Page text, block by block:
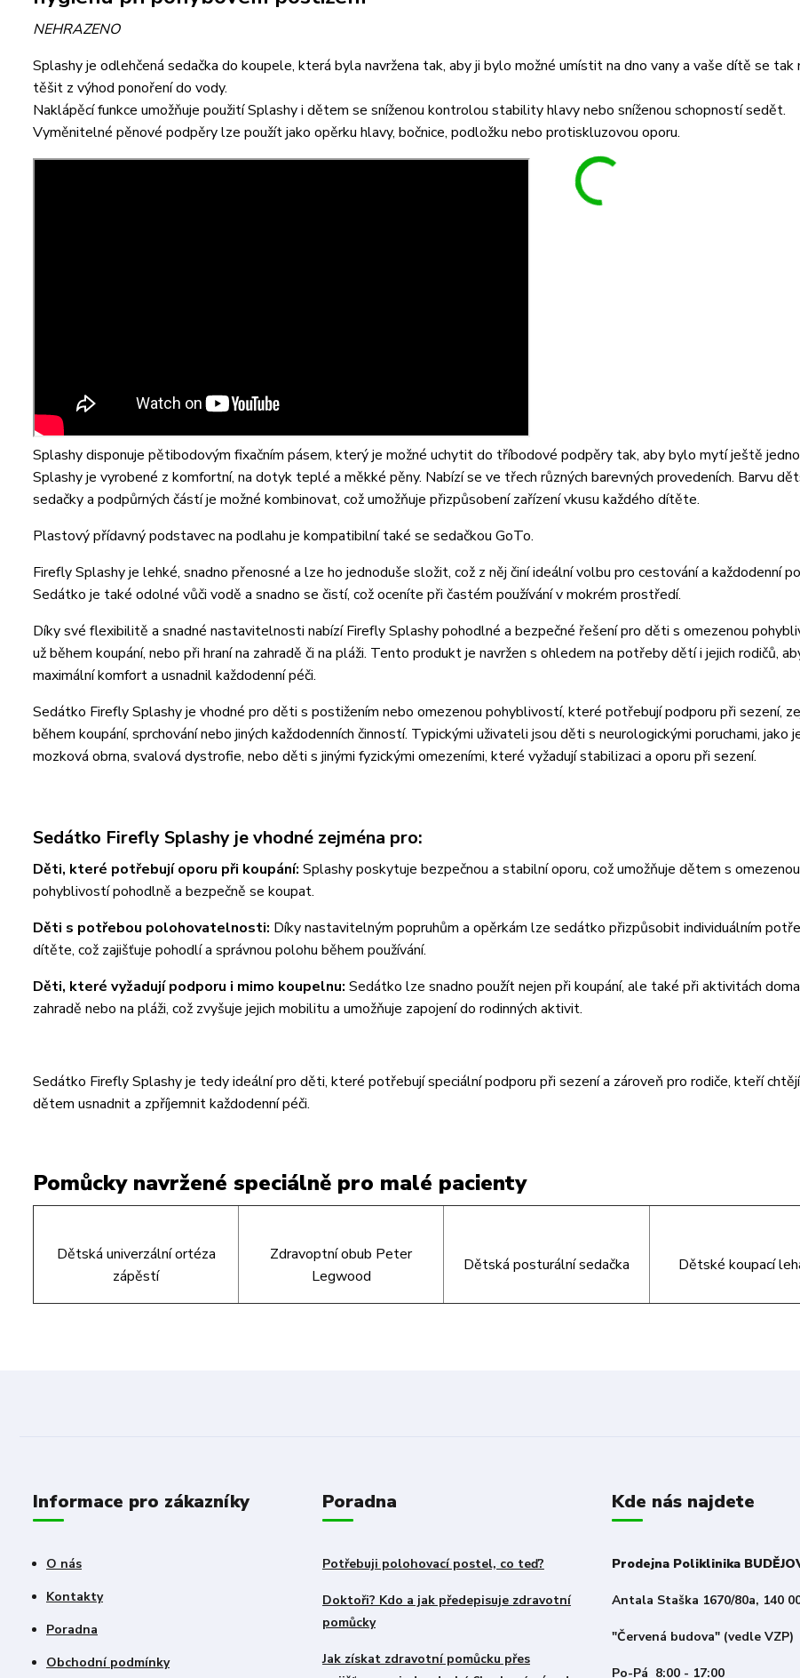
NEHRAZENO
Splashy je odlehčená sedačka do koupele, která byla navržena tak, aby ji bylo možné umístit na dno vany a vaše dítě se tak
těšit z výhod ponoření do vody.
Naklápěcí funkce umožňuje použití Splashy i dětem se sníženou kontrolou stability hlavy nebo sníženou schopností sedět.
Vyměnitelné pěnové podpěry lze použít jako opěrku hlavy, bočnice, podložku nebo protiskluzovou oporu.
Splashy disponuje pětibodovým fixačním pásem, který je možné uchytit do tříbodové podpěry tak, aby bylo mytí ještě
Splashy je vyrobené z komfortní, na dotyk teplé a měkké pěny. Nabízí se ve třech různých barevných provedeních. Barvu
sedačky a podpůrných částí je možné kombinovat, což umožňuje přizpůsobení zařízení vkusu každého dítěte.
Plastový přídavný podstavec na podlahu je kompatibilní také se sedačkou GoTo.
Firefly Splashy je lehké, snadno přenosné a lze ho jednoduše složit, což z něj činí ideální volbu pro cestování a každodenní
Sedátko je také odolné vůči vodě a snadno se čistí, což oceníte při častém používání v mokrém prostředí.
Díky své flexibilitě a snadné nastavitelnosti nabízí Firefly Splashy pohodlné a bezpečné řešení pro děti s omezenou
už během koupání, nebo při hraní na zahradě či na pláži. Tento produkt je navržen s ohledem na potřeby dětí i jejich rodičů,
maximální komfort a usnadnil každodenní péči.
Sedátko Firefly Splashy je vhodné pro děti s postižením nebo omezenou pohyblivostí, které potřebují podporu při sezení,
během koupání, sprchování nebo jiných každodenních činností. Typickými uživateli jsou děti s neurologickými poruchami, jako
mozková obrna, svalová dystrofie, nebo děti s jinými fyzickými omezeními, které vyžadují stabilizaci a oporu při sezení.
Sedátko Firefly Splashy je vhodné zejména pro:
Děti, které potřebují oporu při koupání: Splashy poskytuje bezpečnou a stabilní oporu, což umožňuje dětem s omezenou
pohyblivostí pohodlně a bezpečně se koupat.
Děti s potřebou polohovatelnosti: Díky nastavitelným popruhům a opěrkám lze sedátko přizpůsobit individuálním
dítěte, což zajišťuje pohodlí a správnou polohu během používání.
Děti, které vyžadují podporu i mimo koupelnu: Sedátko lze snadno použít nejen při koupání, ale také při aktivitách
zahradě nebo na pláži, což zvyšuje jejich mobilitu a umožňuje zapojení do rodinných aktivit.
Sedátko Firefly Splashy je tedy ideální pro děti, které potřebují speciální podporu při sezení a zároveň pro rodiče, kteří
dětem usnadnit a zpříjemnit každodenní péči.
Pomůcky navržené speciálně pro malé pacienty
Dětská univerzální ortéza
zápěstí
Zdravoptní obub Peter
Legwood
Dětská posturální sedačka Dětské koupací
Informace pro zákazníky
O nás
Kontakty
Poradna
Obchodní podmínky
Poradna
Potřebuji polohovací postel, co teď?
Doktoři? Kdo a jak předepisuje zdravotní
pomůcky
Jak získat zdravotní pomůcku přes
Kde nás najdete
Prodejna Poliklinika
Antala Staška 1670/80a, 140
"Červená budova" (vedle VZP)
Po-Pá 8:00 - 17:00